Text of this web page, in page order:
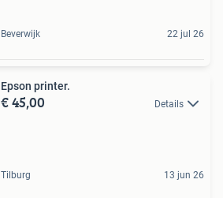
Beverwijk 22 jul 26
Epson printer.
€ 45,00 Details
Tilburg 13 jun 26